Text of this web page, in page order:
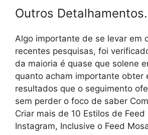
Outros
Algo importante de se levar em
recentes pesquisas, foi
da maioria é quase que solene
quanto acham importante obter
resultados que o seguimento
sem perder o foco de saber
Criar mais de 10 Estilos de Feed
Instagram, Inclusive o Feed